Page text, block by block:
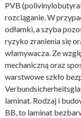
PVB
rozciąganie. W
odłamki, a szyba
ryzyko zranienia się
włamywacza. Ze
mechaniczną oraz
warstwowe szkło
laminat. Rodzaj i
BB, to laminat